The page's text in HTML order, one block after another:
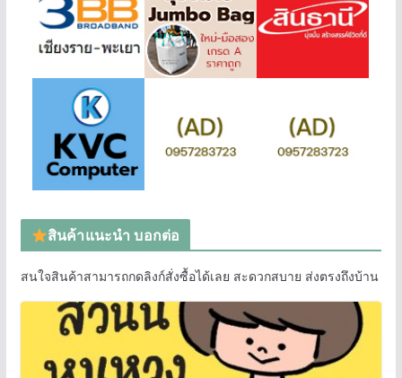
สินค้าแนะนำ บอกต่อ
สนใจสินค้าสามารถกดลิงก์สั่งซื้อได้เลย สะดวกสบาย ส่งตรงถึงบ้าน